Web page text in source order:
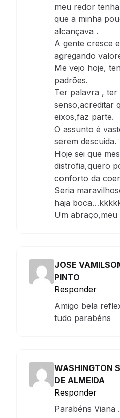
meu redor
que a minha
alcançava .
A gente cresce
agregando
Me vejo hoje,
padrões.
Ter palavra , ter
senso,acreditar
eixos,faz parte.
O assunto é
serem descuida.
Hoje sei que
distrofia,quero
conforto da
Seria
haja
Um
JOSE
PINTO
Responder
Amigo bela
tudo parabéns
WASHINGTON
DE ALMEIDA
Responder
Parabéns Viana